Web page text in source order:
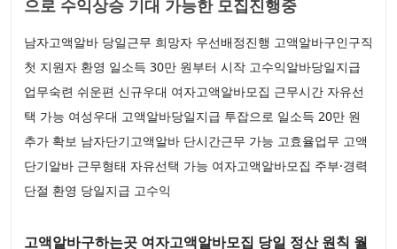
으로 수익상승 기대 가능한 모집진행중
남자고액알바 당일근무 희망자 우선배정진행 고액알바구인구직
첫 지원자 환영 일소득 30만 원부터 시작 고수익알바당일지급
업무숙련 쉬운편 신규우대 여자고액알바모집 근무시간 자유선
택 가능 여성우대 고액알바당일지급 투잡으로 일소득 20만 원
추가 확보 남자단기고액알바 단시간근무 가능 고효율업무 고액
단기알바 근무형태 자유선택 가능 여자고액알바모집 주부·경력
단절 환영 당일지급 고수익
고액알바구하는곳 여자고액알바모집 당일 정산 원칙 월